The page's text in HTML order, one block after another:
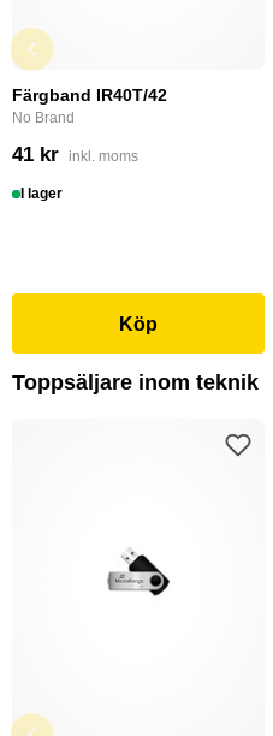
Färgband IR40T/42
No Brand
41 kr inkl. moms
I lager
Köp
Toppsäljare inom teknik